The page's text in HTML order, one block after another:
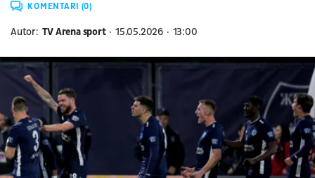
KOMENTARI (0)
Autor: TV Arena sport 15.05.2026 13:00